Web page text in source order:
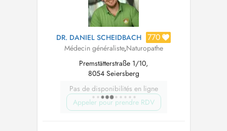
DR. DANIEL SCHEIDBACH 770
Médecin généraliste,Naturopathe
Premstätterstraße 1/10,
8054 Seiersberg
Pas de disponibilités en ligne
Appeler pour prendre RDV